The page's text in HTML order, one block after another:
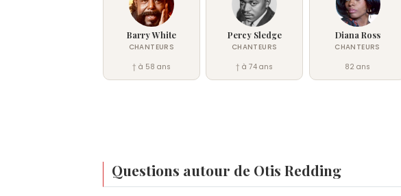
Barry White
CHANTEURS
† à 58 ans
Percy Sledge
CHANTEURS
† à 74 ans
Diana Ross
CHANTEURS
82 ans
Questions autour de Otis Redding